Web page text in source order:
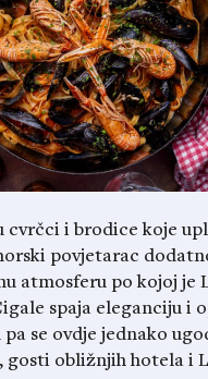
cvrčci i brodice koje
povjetarac
atmosferu po kojoj je
spaja eleganciju i
se ovdje jednako
gosti obližnjih hotela i